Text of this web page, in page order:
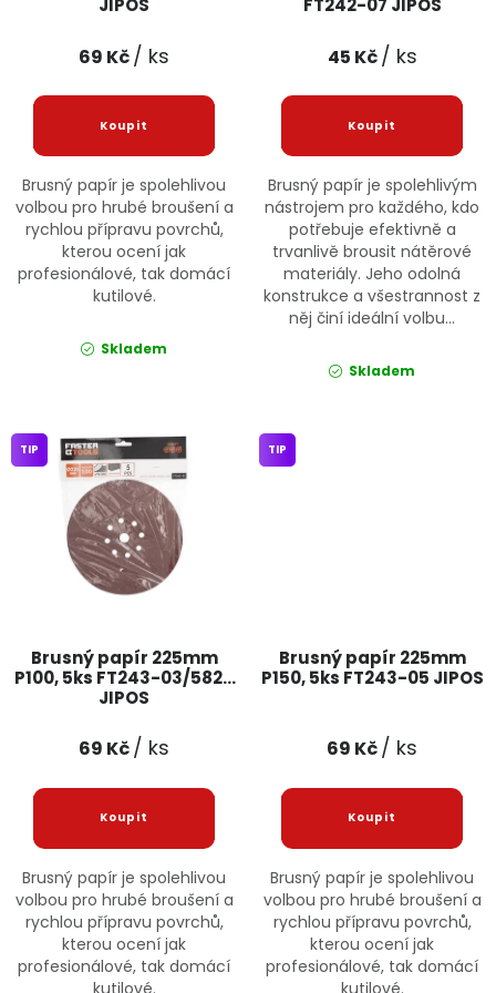
JIPOS
69 Kč/ ks
Brusný papír je spolehlivou
volbou pro hrubé broušení a
rychlou přípravu povrchů,
kterou ocení jak
profesionálové, tak domácí
kutilové.
Skladem
FT242-07 JIPOS
45 Kč/ ks
Brusný papír je spolehlivým
nástrojem pro každého, kdo
potřebuje efektivně a
trvanlivě brousit nátěrové
materiály. Jeho odolná
konstrukce a všestrannost z
něj činí ideální volbu...
Skladem
Brusný papír 225mm
P100, 5ks FT243-03/5824
JIPOS
TIP
69 Kč/ ks
Brusný papír je spolehlivou
volbou pro hrubé broušení a
rychlou přípravu povrchů,
kterou ocení jak
profesionálové, tak domácí
kutilové.
Brusný papír 225mm
P150, 5ks FT243-05 JIPOS
TIP
69 Kč/ ks
Brusný papír je spolehlivou
volbou pro hrubé broušení a
rychlou přípravu povrchů,
kterou ocení jak
profesionálové, tak domácí
kutilové.